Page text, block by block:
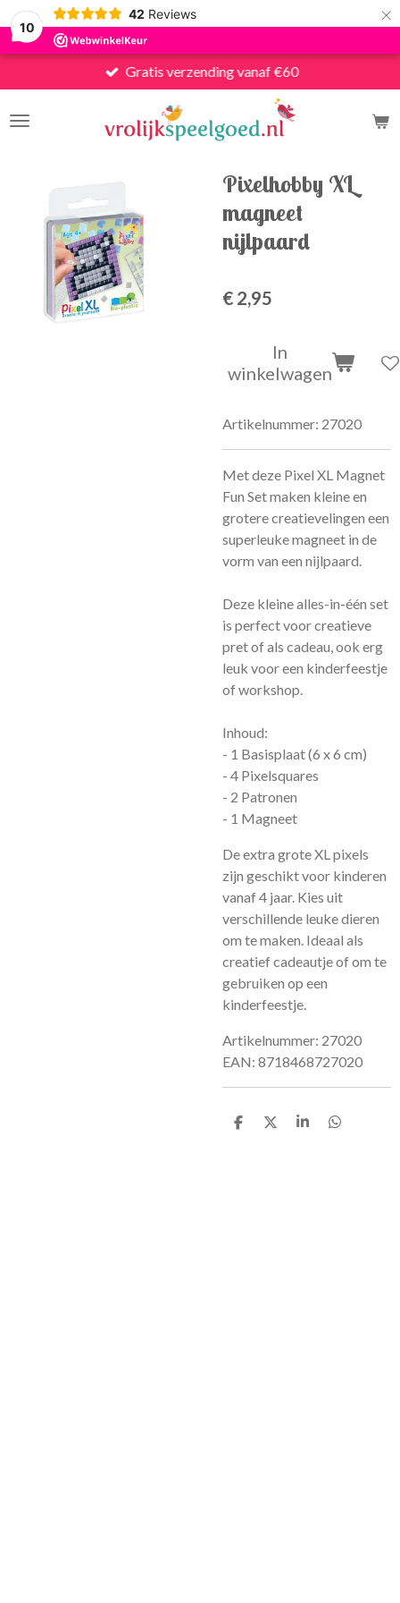
10
42 Reviews ×
Gratis verzending vanaf €60
Pixelhobby XL
magneet
nijlpaard
€ 2,95
In
winkelwagen
Artikelnummer: 27020
Met deze Pixel XL Magnet
Fun Set maken kleine en
grotere creatievelingen een
superleuke magneet in de
vorm van een nijlpaard.
Deze kleine alles-in-één set
is perfect voor creatieve
pret of als cadeau, ook erg
leuk voor een kinderfeestje
of workshop.
Inhoud:
- 1 Basisplaat (6 x 6 cm)
- 4 Pixelsquares
- 2 Patronen
- 1 Magneet
De extra grote XL pixels
zijn geschikt voor kinderen
vanaf 4 jaar. Kies uit
verschillende leuke dieren
om te maken. Ideaal als
creatief cadeautje of om te
gebruiken op een
kinderfeestje.
Artikelnummer: 27020
EAN: 8718468727020
D
D
S
D